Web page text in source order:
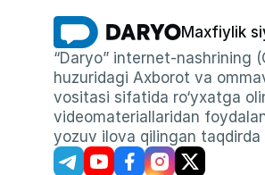
Maxfiylik
“Daryo” internet-nashrining
huzuridagi Axborot va
vositasi sifatida ro‘yxatga
videomateriallaridan
yozuv ilova qilingan taqdirda